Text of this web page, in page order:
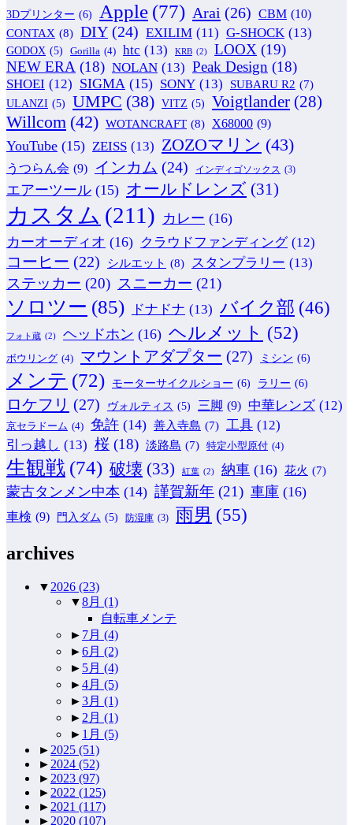
3Dプリンター (6) Apple (77) Arai (26) CBM (10)
CONTAX (8) DIY (24) EXILIM (11) G-SHOCK (13)
GODOX (5) Gorilla (4) htc (13) KRB (2) LOOX (19)
NEW ERA (18) NOLAN (13) Peak Design (18)
SHOEI (12) SIGMA (15) SONY (13) SUBARU R2 (7)
ULANZI (5) UMPC (38) VITZ (5) Voigtlander (28)
Willcom (42) WOTANCRAFT (8) X68000 (9)
YouTube (15) ZEISS (13) ZOZOマリン (43)
うつらん会 (9) インカム (24) インディゴソックス (3)
エアーツール (15) オールドレンズ (31)
カスタム (211) カレー (16)
カーオーディオ (16) クラウドファンディング (12)
コーヒー (22) シルエット (8) スタンプラリー (13)
ステッカー (20) スニーカー (21)
ソロツー (85) ドナドナ (13) バイク部 (46)
フォト蔵 (2) ヘッドホン (16) ヘルメット (52)
ボウリング (4) マウントアダプター (27) ミシン (6)
メンテ (72) モーターサイクルショー (6) ラリー (6)
ロケフリ (27) ヴォルティス (5) 三脚 (9) 中華レンズ (12)
京セラドーム (4) 免許 (14) 善入寺島 (7) 工具 (12)
引っ越し (13) 桜 (18) 淡路島 (7) 特定小型原付 (4)
生観戦 (74) 破壊 (33) 紅葉 (2) 納車 (16) 花火 (7)
蒙古タンメン中本 (14) 謹賀新年 (21) 車庫 (16)
車検 (9) 門入ダム (5) 防湿庫 (3) 雨男 (55)
archives
▼ 2026 (23)
▼8月 (1)
自転車メンテ
► 7月 (4)
►6月 (2)
► 5月 (4)
►4月 (5)
►3月 (1)
► 2月 (1)
► 1月 (5)
► 2025 (51)
► 2024 (52)
► 2023 (97)
► 2022 (125)
► 2021 (117)
► 2020 (107)